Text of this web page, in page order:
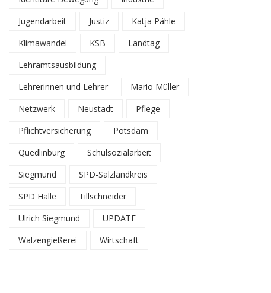
Jugendarbeit
Justiz
Katja Pähle
Klimawandel
KSB
Landtag
Lehramtsausbildung
Lehrerinnen und Lehrer
Mario Müller
Netzwerk
Neustadt
Pflege
Pflichtversicherung
Potsdam
Quedlinburg
Schulsozialarbeit
Siegmund
SPD-Salzlandkreis
SPD Halle
Tillschneider
Ulrich Siegmund
UPDATE
Walzengießerei
Wirtschaft